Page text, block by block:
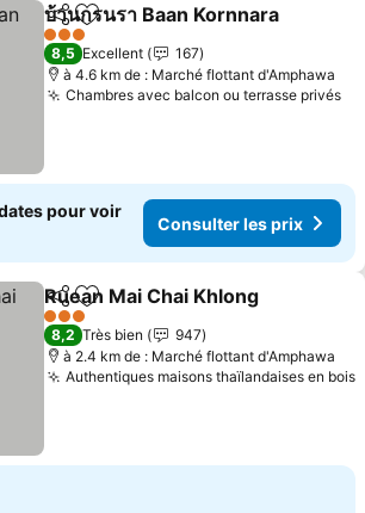
PartagerAjouter à mes favoris
บ้านกรนรา Baan Kornnara
3 Étoiles
8,5 Excellent
167
à 4.6 km de : Marché flottant d'Amphawa
Chambres avec balcon ou terrasse privés
pour voir
Consulter les prix
PartagerAjouter à mes favoris
Ruean Mai Chai Khlong
3 Étoiles
8,2 Très bien
947
à 2.4 km de : Marché flottant d'Amphawa
Authentiques maisons thaïlandaises en bois